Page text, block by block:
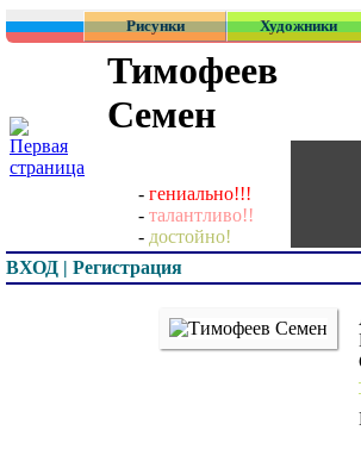
Рисунки Художники
Тимофеев
Семен
- гениально!!!
- талантливо!!
- достойно!
ВХОД | Регистрация
Автор:
Город:
Всего